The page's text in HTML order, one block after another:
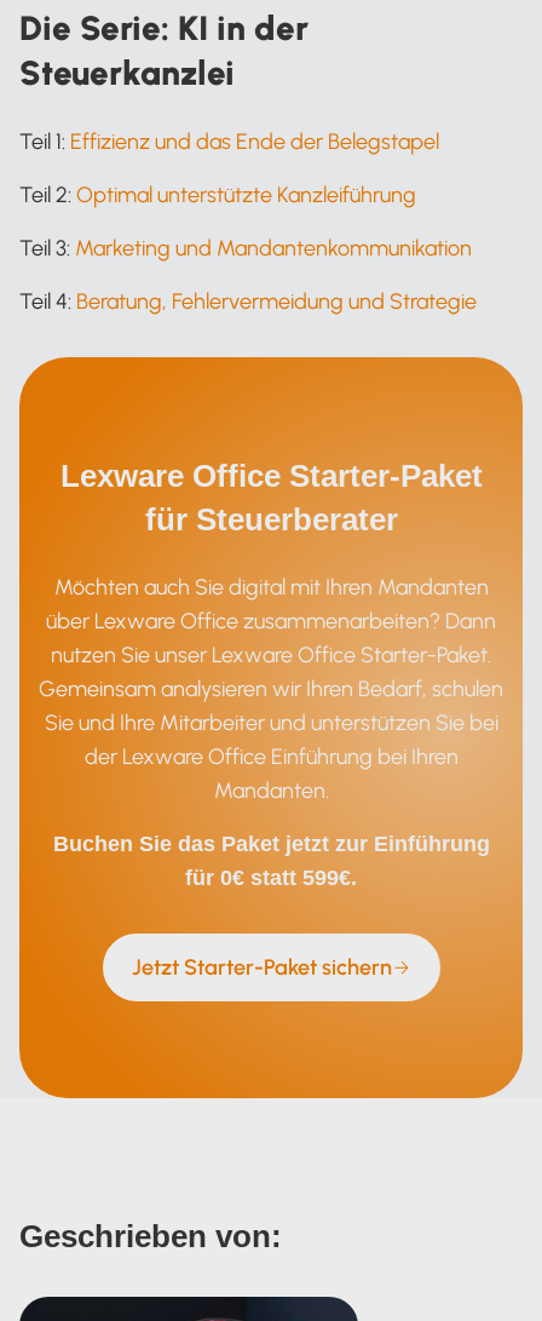
Die Serie: KI in der
Steuerkanzlei
Teil 1: Effizienz und das Ende der Belegstapel
Teil 2: Optimal unterstützte Kanzleiführung
Teil 3: Marketing und Mandantenkommunikation
Teil 4: Beratung, Fehlervermeidung und Strategie
Lexware Office Starter-Paket
für Steuerberater
Möchten auch Sie digital mit Ihren Mandanten
über Lexware Office zusammenarbeiten? Dann
nutzen Sie unser Lexware Office Starter-Paket.
Gemeinsam analysieren wir Ihren Bedarf, schulen
Sie und Ihre Mitarbeiter und unterstützen Sie bei
der Lexware Office Einführung bei Ihren
Mandanten.
Buchen Sie das Paket jetzt zur Einführung
für 0€ statt 599€.
Jetzt Starter-Paket sichern
Geschrieben von: